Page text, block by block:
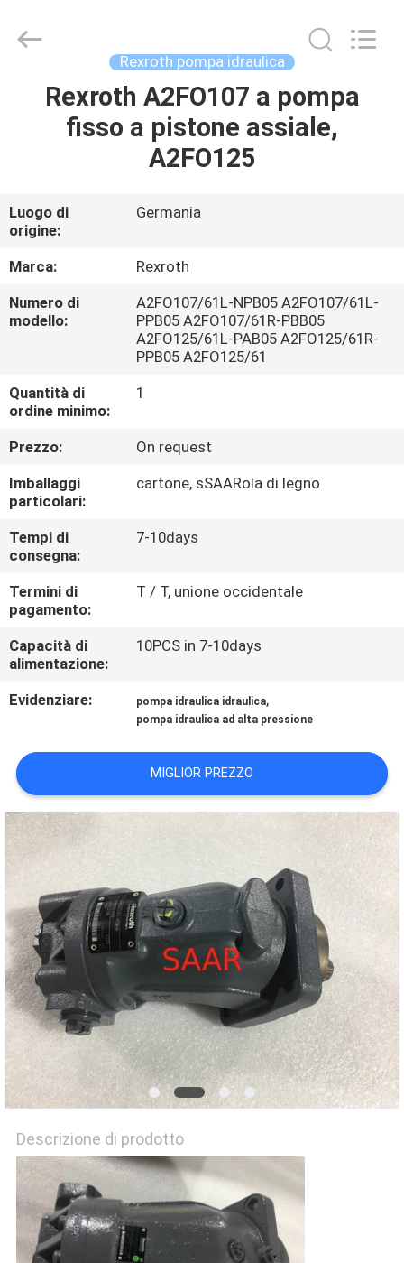
CASA
CIRCA
NOI
GIRO
DELLA
CONTROLLO
DI
QUALITÀ
CONTATTICI
RICHIEDA
CITAZIONE
MAPPA
DEL
SITO
PRIVACY
POLICY
Electronic
Limited.
Rexroth pompa idraulica
Rexroth A2FO107 a pompa
fisso a pistone assiale,
A2FO125
Luogo di
origine:
Germania
Marca:
Rexroth
Numero di
modello:
A2FO107/61L-NPB05 A2FO107/61L-
PPB05 A2FO107/61R-PBB05
A2FO125/61L-PAB05 A2FO125/61R-
PPB05 A2FO125/61
Quantità di
ordine minimo:
1
Prezzo:
On request
Imballaggi
particolari:
cartone, sSAARola di legno
Tempi di
consegna:
7-10days
Termini di
pagamento:
T / T, unione occidentale
Capacità di
alimentazione:
10PCS in 7-10days
Evidenziare: pompa idraulica idraulica,
pompa idraulica ad alta pressione
MIGLIOR PREZZO
Descrizione di prodotto